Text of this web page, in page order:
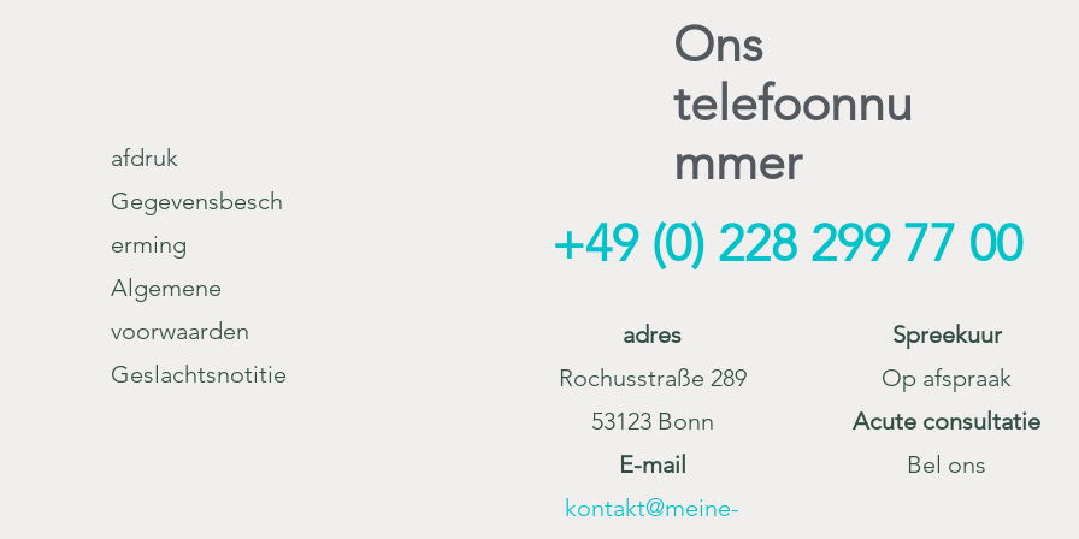
afdruk
Gegevensbesch
erming
Algemene
voorwaarden
Geslachtsnotitie
Ons
telefoonnu
mmer
+49 (0) 228 299 77 00
adres
Rochusstraße 289
53123 Bonn
E-mail
kontakt@meine-
Spreekuur
Op afspraak
Acute consultatie
Bel ons